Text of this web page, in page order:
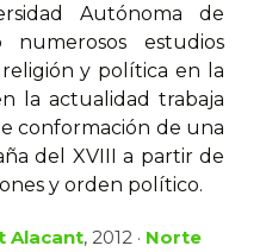
Autónoma de
numerosos estudios
y política en la
la actualidad trabaja
conformación de una
del XVIII a partir de
y orden político.
Alacant, 2012 · Norte